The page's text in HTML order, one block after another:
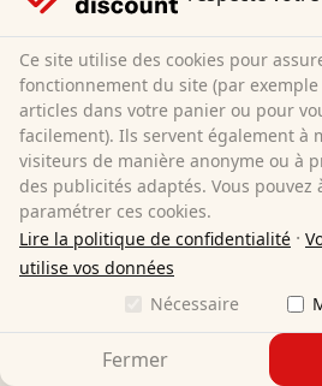
Ce site utilise des cookies pour
fonctionnement du site (par
articles dans votre panier ou pour
facilement). Ils servent également à
visiteurs de manière anonyme ou à
des publicités adaptés. Vous pouvez
paramétrer ces cookies.
Lire la politique de confidentialité ·
utilise vos données
Nécessaire
Fermer